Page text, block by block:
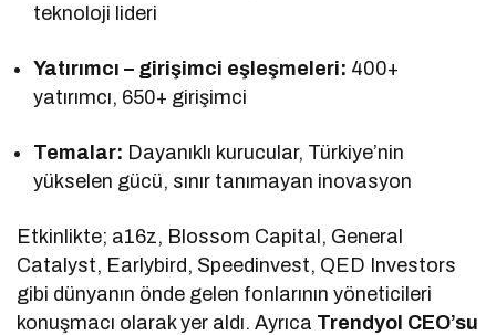
teknoloji lideri
Yatırımcı – girişimci eşleşmeleri: 400+
yatırımcı, 650+ girişimci
Temalar: Dayanıklı kurucular, Türkiye’nin
yükselen gücü, sınır tanımayan inovasyon
Etkinlikte; a16z, Blossom Capital, General
Catalyst, Earlybird, Speedinvest, QED Investors
gibi dünyanın önde gelen fonlarının yöneticileri
konuşmacı olarak yer aldı. Ayrıca Trendyol CEO’su